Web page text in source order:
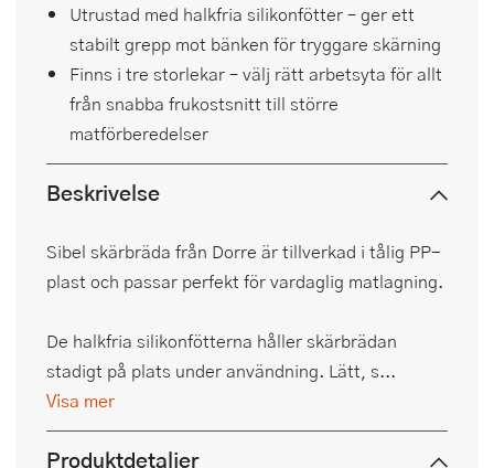
Utrustad med halkfria silikonfötter – ger ett
stabilt grepp mot bänken för tryggare skärning
Finns i tre storlekar – välj rätt arbetsyta för allt
från snabba frukostsnitt till större
matförberedelser
Beskrivelse
Sibel skärbräda från Dorre är tillverkad i tålig PP-
plast och passar perfekt för vardaglig matlagning.
De halkfria silikonfötterna håller skärbrädan
stadigt på plats under användning. Lätt, s...
Visa mer
Produktdetaljer